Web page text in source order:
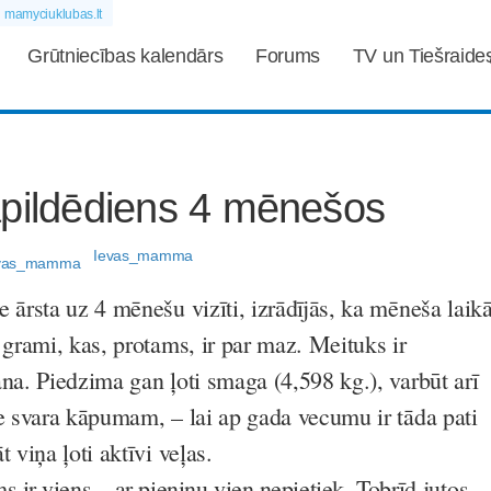
mamyciuklubas.lt
Grūtniecības kalendārs Forums TV un
4 mēnešos
Ievas_mamma
ārsta uz 4 mēnešu vizīti, izrādījās, ka mēneša
kas, protams, ir par maz. Meituks ir
Piedzima gan ļoti smaga (4,598 kg.), varbūt arī
svara kāpumam, – lai ap gada vecumu ir tāda pati
viņa ļoti aktīvi veļas.